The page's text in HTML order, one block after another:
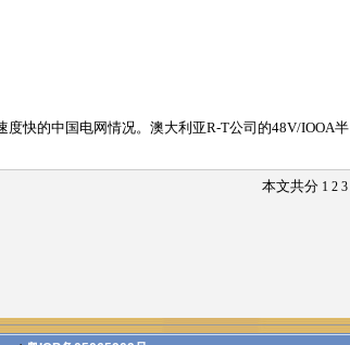
快的中国电网情况。澳大利亚R-T公司的48V/IOOA半
本文共分 1 2 3